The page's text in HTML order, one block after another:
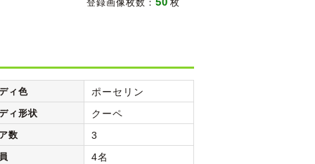
登録画像枚数： 枚
ィ色 ポーセリン
ィ形状 クーペ
数 3
4名